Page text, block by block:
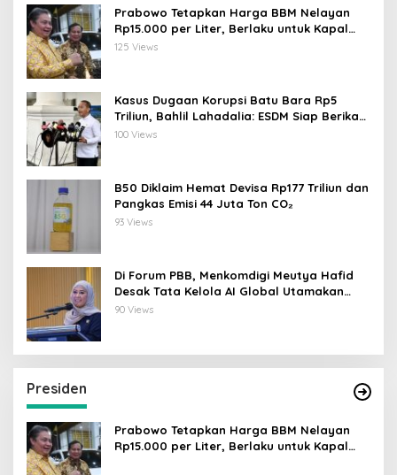
Prabowo Tetapkan Harga BBM Nelayan
Rp15.000 per Liter, Berlaku untuk Kapal
30-200 GT
125 Views
Kasus Dugaan Korupsi Batu Bara Rp5
Triliun, Bahlil Lahadalia: ESDM Siap Berikan
Data
100 Views
B50 Diklaim Hemat Devisa Rp177 Triliun dan
Pangkas Emisi 44 Juta Ton CO₂
93 Views
Di Forum PBB, Menkomdigi Meutya Hafid
Desak Tata Kelola AI Global Utamakan
Perlindungan Anak
90 Views
Presiden
Prabowo Tetapkan Harga BBM Nelayan
Rp15.000 per Liter, Berlaku untuk Kapal